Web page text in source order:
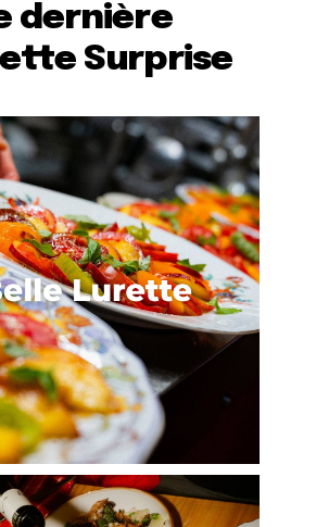
dernière
Surprise